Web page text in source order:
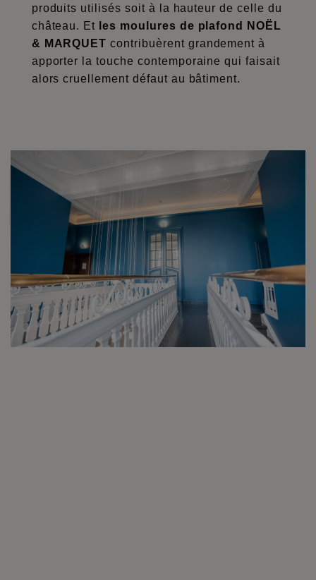
produits utilisés soit à la hauteur de celle du
château. Et
les moulures de plafond NOËL
& MARQUET contribuèrent grandement à
apporter la touche contemporaine qui faisait
alors cruellement défaut au bâtiment.